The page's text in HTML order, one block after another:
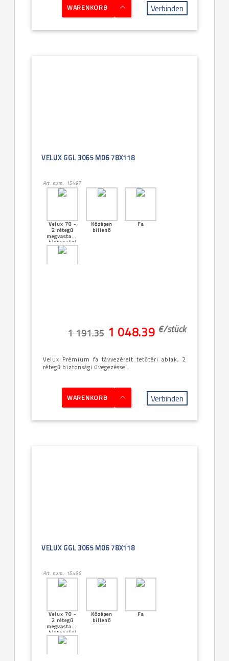
WARENKORB Verbinden
VELUX GGL 3065 M06 78X118
Art. num.: 15497
Velux 70 -
2 rétegű
megvastagított
biztonsági
üveg
Középen
billenő
Fa
1 191.35 1 048.39 €/stück
Velux Prémium fa távvezérelt tetőtéri ablak, 2
rétegű biztonsági üvegezéssel.
WARENKORB Verbinden
VELUX GGL 3065 M06 78X118
Art. num.: 15496
Velux 70 -
2 rétegű
megvastagított
biztonsági
üveg
Középen
billenő
Fa